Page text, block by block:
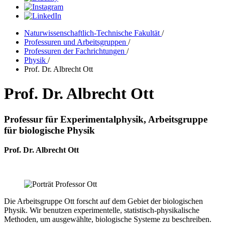
Naturwissenschaftlich-Technische Fakultät /
Professuren und Arbeitsgruppen /
Professuren der Fachrichtungen /
Physik /
Prof. Dr. Albrecht Ott
Prof. Dr. Albrecht Ott
Professur für Experimentalphysik, Arbeitsgruppe
für biologische Physik
Prof. Dr. Albrecht Ott
Die Arbeitsgruppe Ott forscht auf dem Gebiet der biologischen
Physik. Wir benutzen experimentelle, statistisch-physikalische
Methoden, um ausgewählte, biologische Systeme zu beschreiben.